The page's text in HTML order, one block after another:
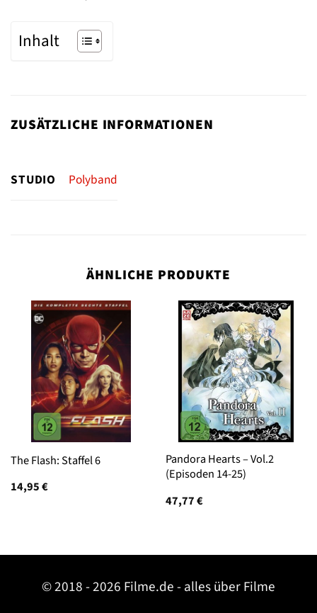
Inhalt
ZUSÄTZLICHE INFORMATIONEN
STUDIO Polyband
ÄHNLICHE PRODUKTE
The Flash: Staffel 6
14,95€
Pandora Hearts – Vol.2
(Episoden 14-25)
47,77€
© 2018 - 2026 Filme.de - alles über Filme